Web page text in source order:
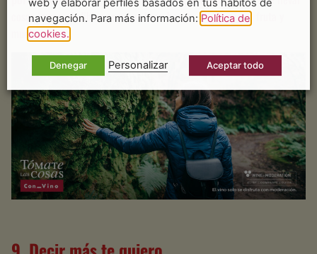
cosas imprescindibles como un buen bocata, frutos secos, fruta y
mucha agua.
web y elaborar perfiles basados en tus hábitos de
navegación. Para más información: Política de
cookies.
Denegar Personalizar Aceptar todo